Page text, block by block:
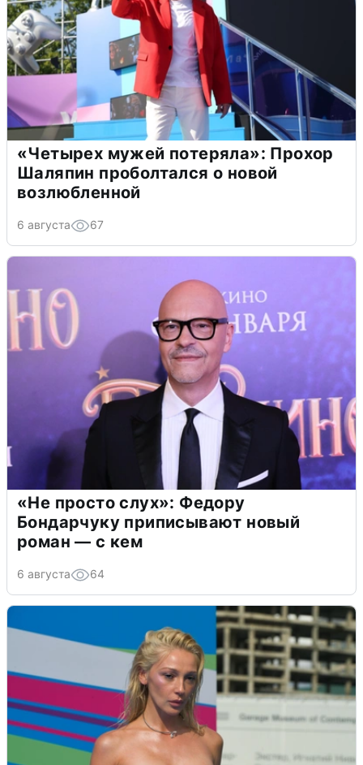
«Четырех мужей потеряла»: Прохор
Шаляпин проболтался о новой
возлюбленной
6 августа 67
«Не просто слух»: Федору
Бондарчуку приписывают новый
роман — с кем
6 августа 64